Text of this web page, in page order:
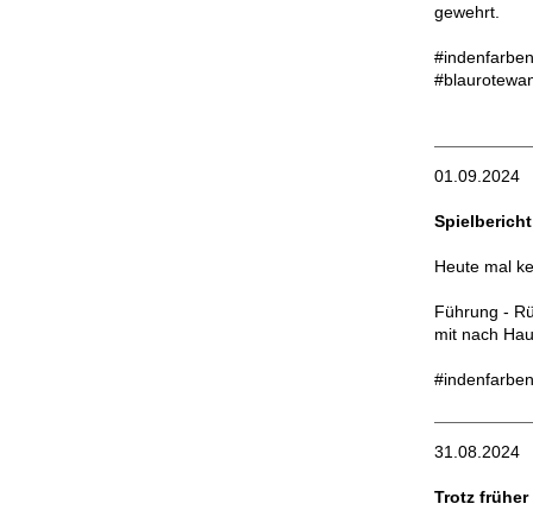
gewehrt.
01.09.2024
Heute mal
Führung -
mit nach
31.08.2024
Trotz früher